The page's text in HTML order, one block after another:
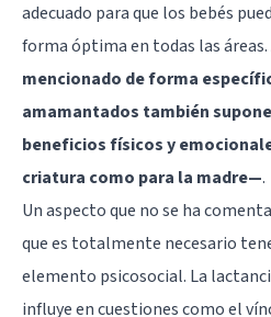
adecuado para que los bebés
forma óptima en todas las áreas.
mencionado de forma
amamantados también
beneficios físicos y
criatura como para la madre—.
Un aspecto que no se ha
que es totalmente necesario
elemento psicosocial. La
influye en cuestiones como el